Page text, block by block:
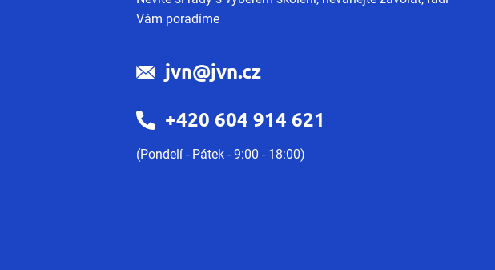
Vám poradíme
jvn@jvn.cz
+420 604 914 621
(Pondelí - Pátek - 9:00 - 18:00)